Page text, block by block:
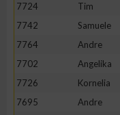
7724
Tim
7742
Samuele
7764
Andre
7702
Angelika
7726
Kornelia
7695
Andre